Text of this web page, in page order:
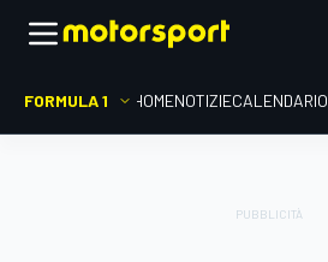
FORMULA 1 HOMENOTIZIECALENDARIO